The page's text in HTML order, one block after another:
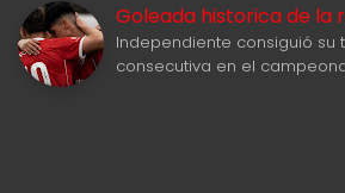
Goleada historica de la
Independiente consiguió su
consecutiva en el